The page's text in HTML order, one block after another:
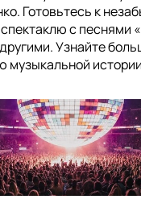
Готовьтесь к
с песнями
Узнайте
музыкальной